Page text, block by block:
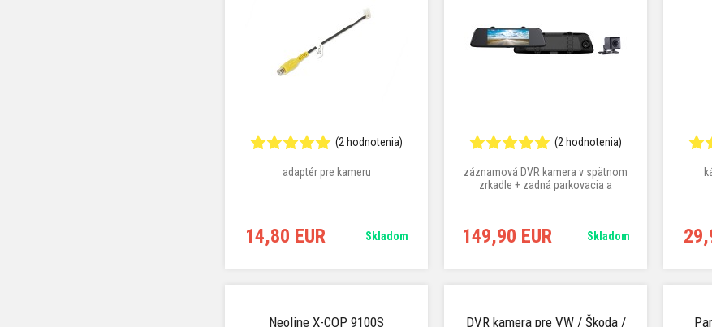
(2 hodnotenia)
adaptér pre kameru
14,80 EUR Skladom
(2 hodnotenia)
záznamová DVR kamera v spätnom
zrkadle + zadná parkovacia a
149,90 EUR Skladom
Neoline X-COP 9100S
DVR kamera pre VW / Škoda /